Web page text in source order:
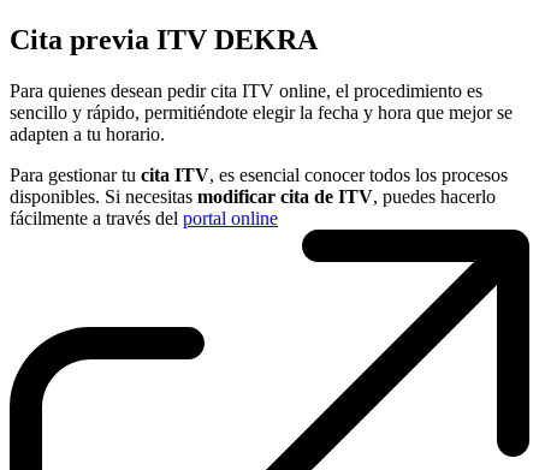
Cita previa ITV DEKRA
Para quienes desean pedir cita ITV online, el procedimiento es
sencillo y rápido, permitiéndote elegir la fecha y hora que mejor se
adapten a tu horario.
Para gestionar tu cita ITV, es esencial conocer todos los procesos
disponibles. Si necesitas modificar cita de ITV, puedes hacerlo
fácilmente a través del portal online